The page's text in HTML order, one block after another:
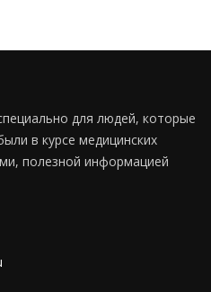
для людей, которые
в курсе медицинских
полезной информацией